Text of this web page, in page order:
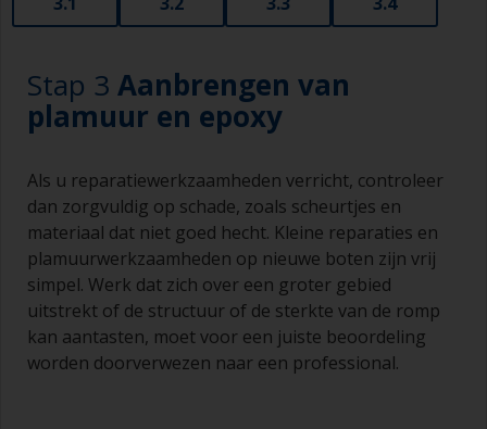
Stap 3 Aanbrengen van
plamuur en epoxy
Als u reparatiewerkzaamheden verricht, controleer
dan zorgvuldig op schade, zoals scheurtjes en
materiaal dat niet goed hecht. Kleine reparaties en
plamuurwerkzaamheden op nieuwe boten zijn vrij
simpel. Werk dat zich over een groter gebied
uitstrekt of de structuur of de sterkte van de romp
kan aantasten, moet voor een juiste beoordeling
worden doorverwezen naar een professional.